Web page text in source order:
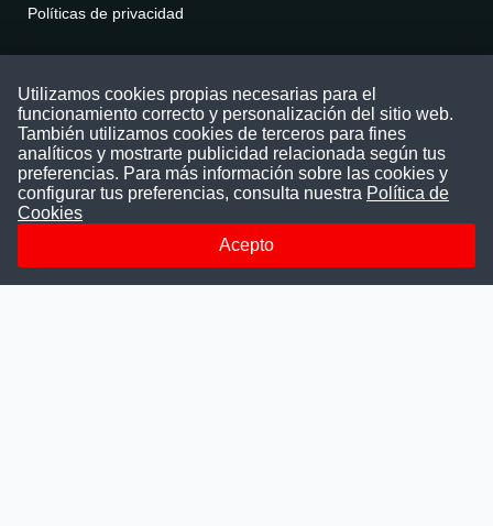
Políticas de privacidad
Puede comunicarse con nosotros a través
nuestras redes sociales o del correo:
contacto@convocatoriasdetrabajo.com
Siguenos en:
Utilizamos cookies propias necesarias para el
funcionamiento correcto y personalización del sitio web.
También utilizamos cookies de terceros para fines
analíticos y mostrarte publicidad relacionada según tus
preferencias. Para más información sobre las cookies y
configurar tus preferencias, consulta nuestra Política de
Cookies
Acepto